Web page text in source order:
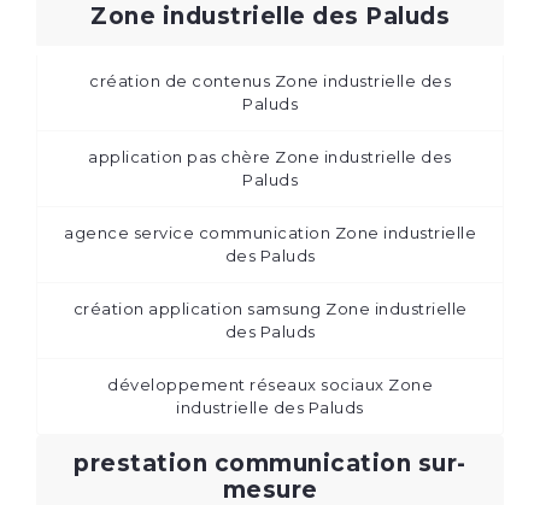
Zone industrielle des Paluds
création de contenus Zone industrielle des
Paluds
application pas chère Zone industrielle des
Paluds
agence service communication Zone industrielle
des Paluds
création application samsung Zone industrielle
des Paluds
développement réseaux sociaux Zone
industrielle des Paluds
prestation communication sur-
mesure